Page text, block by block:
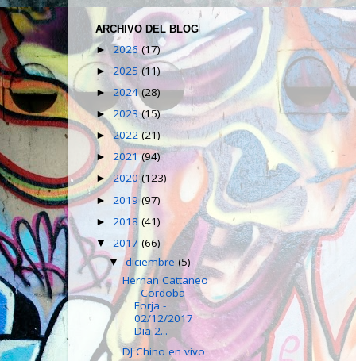
ARCHIVO DEL BLOG
► 2026(17)
► 2025(11)
► 2024(28)
► 2023(15)
►2022(21)
► 2021(94)
►2020(123)
► 2019(97)
► 2018 (41)
▼ 2017 (66)
▼diciembre(5)
Hernan Cattaneo
- Cordoba
Forja -
02/12/2017
Dia 2...
DJ Chino en vivo